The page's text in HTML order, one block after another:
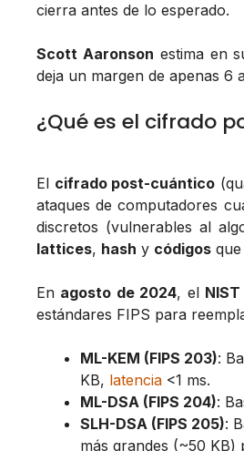
cierra antes de lo esperado.
Scott Aaronson estima en
deja un margen de apenas 6
¿Qué es el cifrado
El cifrado post-cuántico
ataques de computadores
discretos (vulnerables al
lattices, hash y códigos
En agosto de 2024, el NIST
estándares FIPS para
ML-KEM (FIPS 203):
KB, latencia <1 ms.
ML-DSA (FIPS 204):
SLH-DSA (FIPS 205):
más grandes (~50 KB)